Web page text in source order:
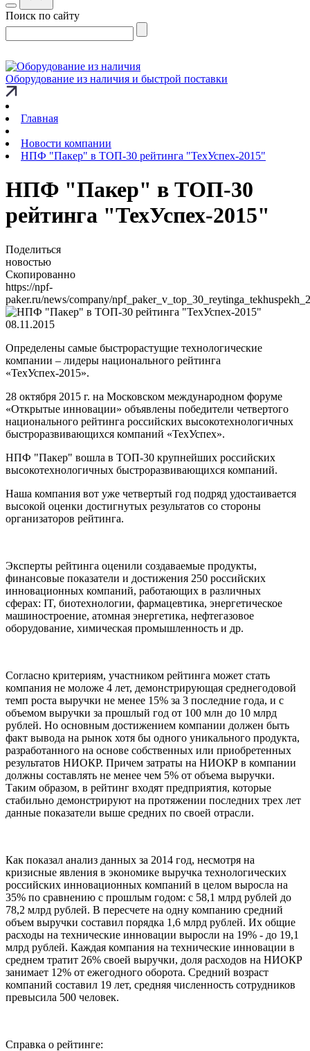
Поиск по сайту
Оборудование из наличия и быстрой поставки
Главная
Новости компании
НПФ "Пакер" в ТОП-30 рейтинга "ТехУспех-2015"
НПФ "Пакер" в ТОП-30
рейтинга "ТехУспех-2015"
Поделиться
новостью
Скопированно
https://npf-
paker.ru/news/company/
08.11.2015
Определены самые быстрорастущие технологические
компании – лидеры национального рейтинга
«ТехУспех-2015».
28 октября 2015 г. на Московском международном форуме
«Открытые инновации» объявлены победители четвертого
национального рейтинга российских высокотехнологичных
быстроразвивающихся компаний «ТехУспех».
НПФ "Пакер" вошла в ТОП-30 крупнейших российских
высокотехнологичных быстроразвивающихся компаний.
Наша компания вот уже четвертый год подряд удостаивается
высокой оценки достигнутых результатов со стороны
организаторов рейтинга.
Эксперты рейтинга оценили создаваемые продукты,
финансовые показатели и достижения 250 российских
инновационных компаний, работающих в различных
сферах: IT, биотехнологии, фармацевтика, энергетическое
машиностроение, атомная энергетика, нефтегазовое
оборудование, химическая промышленность и др.
Согласно критериям, участником рейтинга может стать
компания не моложе 4 лет, демонстрирующая среднегодовой
темп роста выручки не менее 15% за 3 последние года, и с
объемом выручки за прошлый год от 100 млн до 10 млрд
рублей. Но основным достижением компании должен быть
факт вывода на рынок хотя бы одного уникального продукта,
разработанного на основе собственных или приобретенных
результатов НИОКР. Причем затраты на НИОКР в компании
должны составлять не менее чем 5% от объема выручки.
Таким образом, в рейтинг входят предприятия, которые
стабильно демонстрируют на протяжении последних трех лет
данные показатели выше средних по своей отрасли.
Как показал анализ данных за 2014 год, несмотря на
кризисные явления в экономике выручка технологических
российских инновационных компаний в целом выросла на
35% по сравнению с прошлым годом: с 58,1 млрд рублей до
78,2 млрд рублей. В пересчете на одну компанию средний
объем выручки составил порядка 1,6 млрд рублей. Их общие
расходы на технические инновации выросли на 19% - до 19,1
млрд рублей. Каждая компания на технические инновации в
среднем тратит 26% своей выручки, доля расходов на НИОКР
занимает 12% от ежегодного оборота. Средний возраст
компаний составил 19 лет, средняя численность сотрудников
превысила 500 человек.
Справка о рейтинге: